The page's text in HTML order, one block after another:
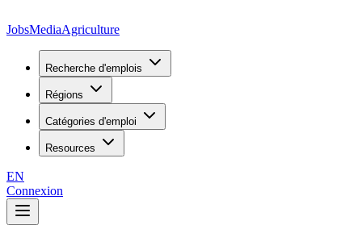
JobsMediaAgriculture
Recherche d'emplois
Régions
Catégories d'emploi
Resources
EN
Connexion